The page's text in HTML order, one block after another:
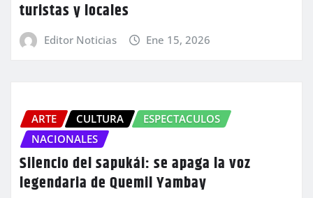
turistas y locales
Editor Noticias Ene 15, 2026
ARTE CULTURA
ESPECTACULOS
NACIONALES
Silencio del sapukái: se apaga la voz
legendaria de Quemil Yambay